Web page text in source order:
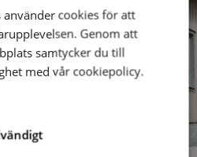
cookies för att
Genom att
samtycker du till
med vår cookiepolicy.